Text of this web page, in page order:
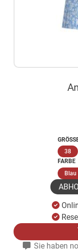
GRÖSSE
38
FARBE
Blau
Sie haben